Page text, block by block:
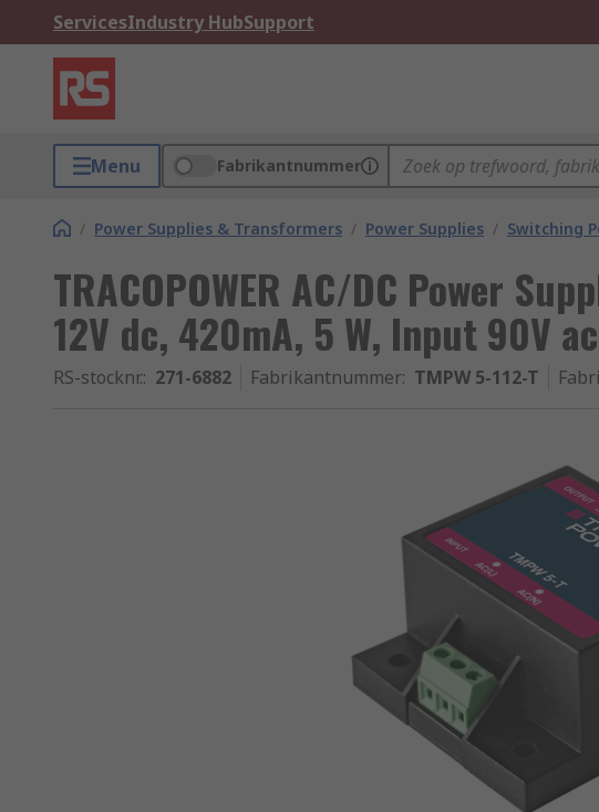
ServicesIndustry HubSupport
Menu Fabrikantnummer
/ Power Supplies & Transformers / Power Supplies / Switching
TRACOPOWER AC/DC Power
12V dc, 420mA, 5 W, Input 90V
RS-stocknr.: 271-6882 Fabrikantnummer: TMPW 5-112-T